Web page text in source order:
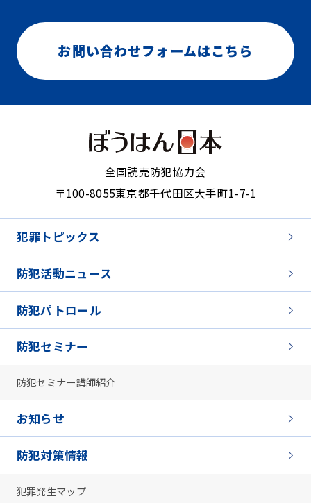
お問い合わせフォームはこちら
全国読売防犯協力会
〒100-8055東京都千代田区大手町1-7-1
犯罪トピックス
防犯活動ニュース
防犯パトロール
防犯セミナー
防犯セミナー講師紹介
お知らせ
防犯対策情報
犯罪発生マップ